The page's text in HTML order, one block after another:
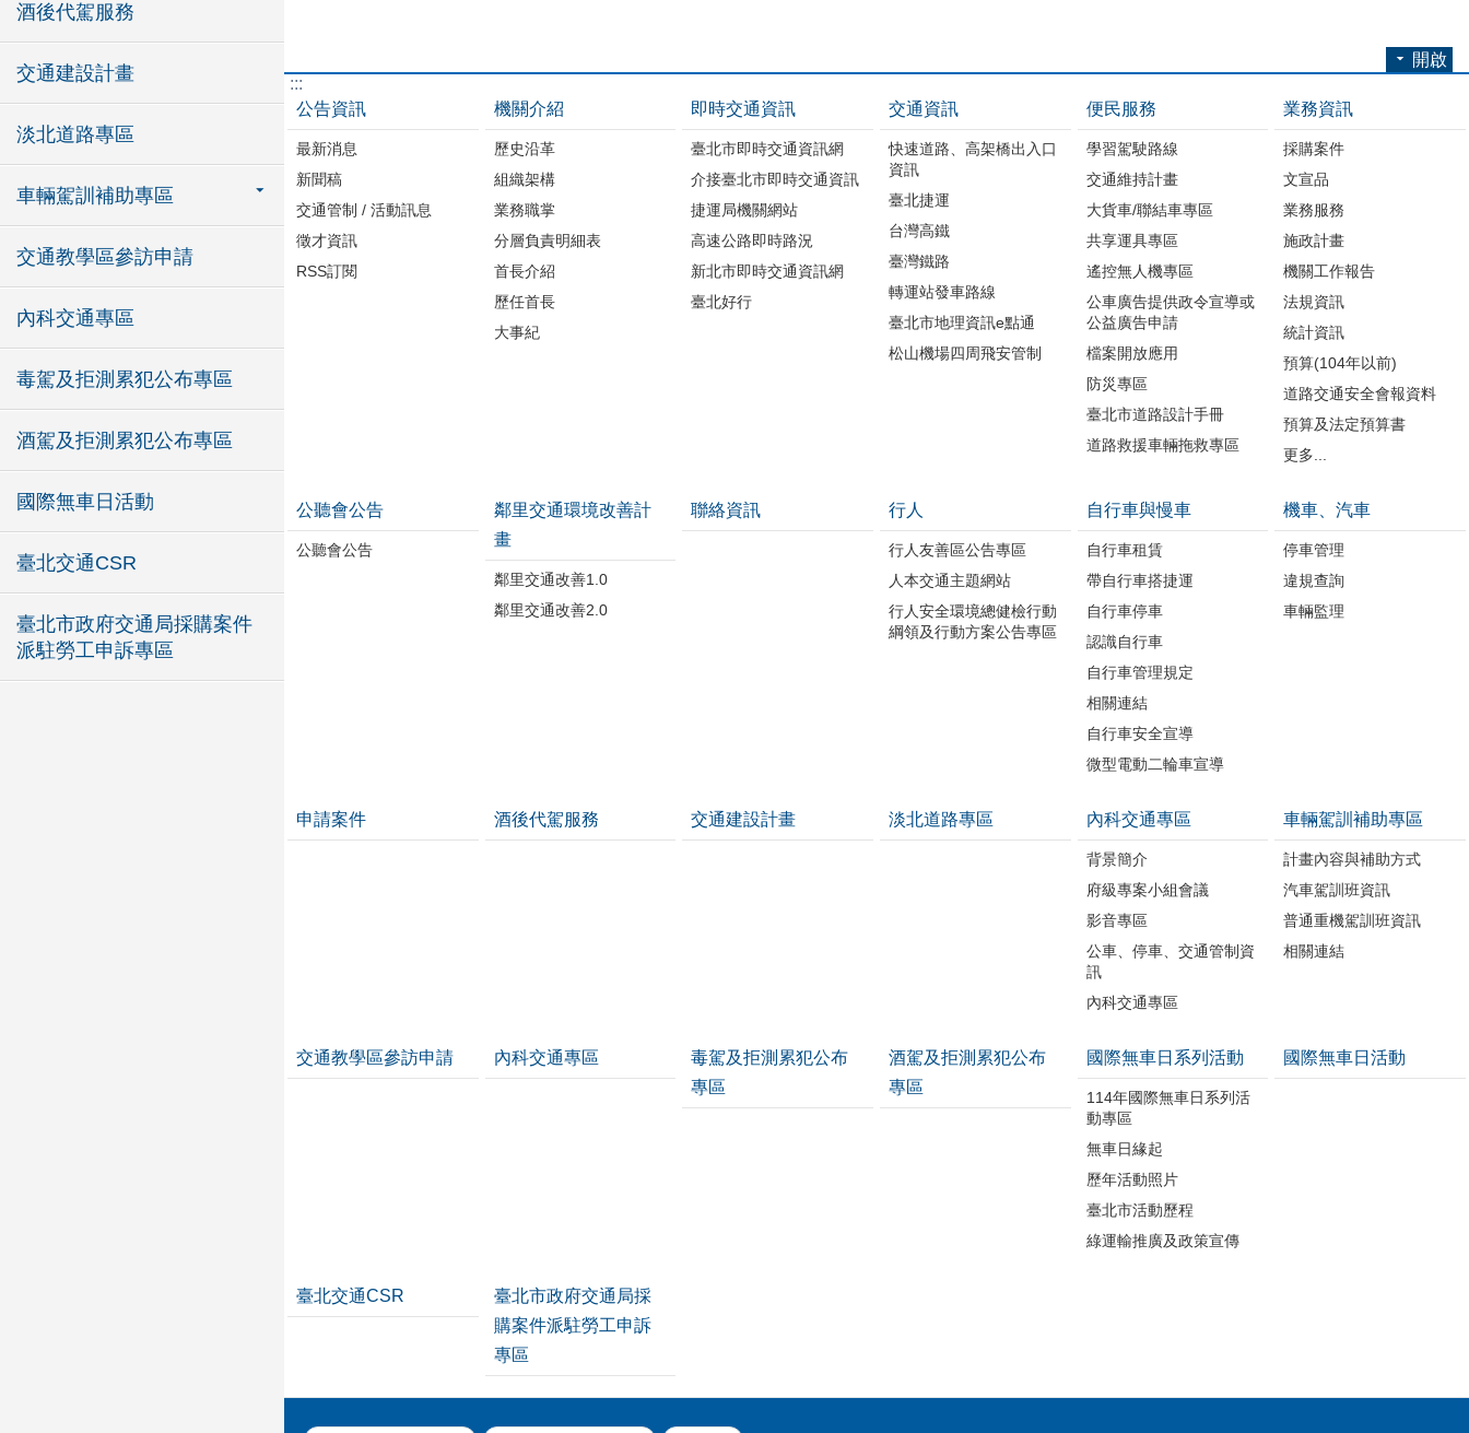
酒後代駕服務
交通建設計畫
淡北道路專區
車輛駕訓補助專區
交通教學區參訪申請
內科交通專區
毒駕及拒測累犯公布專區
酒駕及拒測累犯公布專區
國際無車日活動
臺北交通CSR
臺北市政府交通局採購案件
派駐勞工申訴專區
開啟
:::
公告資訊
最新消息
新聞稿
交通管制 / 活動訊息
徵才資訊
RSS訂閱
機關介紹
歷史沿革
組織架構
業務職掌
分層負責明細表
首長介紹
歷任首長
大事紀
即時交通資訊
臺北市即時交通資訊網
介接臺北市即時交通資訊
捷運局機關網站
高速公路即時路況
新北市即時交通資訊網
臺北好行
交通資訊
快速道路、高架橋出入口
資訊
臺北捷運
台灣高鐵
臺灣鐵路
轉運站發車路線
臺北市地理資訊e點通
松山機場四周飛安管制
便民服務
學習駕駛路線
交通維持計畫
大貨車/聯結車專區
共享運具專區
遙控無人機專區
公車廣告提供政令宣導或
公益廣告申請
檔案開放應用
防災專區
臺北市道路設計手冊
道路救援車輛拖救專區
業務資訊
採購案件
文宣品
業務服務
施政計畫
機關工作報告
法規資訊
統計資訊
預算(104年以前)
道路交通安全會報資料
預算及法定預算書
更多...
公聽會公告
公聽會公告
鄰里交通環境改善計
畫
鄰里交通改善1.0
鄰里交通改善2.0
聯絡資訊 行人
行人友善區公告專區
人本交通主題網站
行人安全環境總健檢行動
綱領及行動方案公告專區
自行車與慢車
自行車租賃
帶自行車搭捷運
自行車停車
認識自行車
自行車管理規定
相關連結
自行車安全宣導
微型電動二輪車宣導
機車、汽車
停車管理
違規查詢
車輛監理
申請案件 酒後代駕服務 交通建設計畫 淡北道路專區 內科交通專區
背景簡介
府級專案小組會議
影音專區
公車、停車、交通管制資
訊
內科交通專區
車輛駕訓補助專區
計畫內容與補助方式
汽車駕訓班資訊
普通重機駕訓班資訊
相關連結
交通教學區參訪申請 內科交通專區
毒駕及拒測累犯公布
專區
酒駕及拒測累犯公布
專區
國際無車日系列活動
114年國際無車日系列活
動專區
無車日緣起
歷年活動照片
臺北市活動歷程
綠運輸推廣及政策宣傳
國際無車日活動
臺北交通CSR
臺北市政府交通局採
購案件派駐勞工申訴
專區